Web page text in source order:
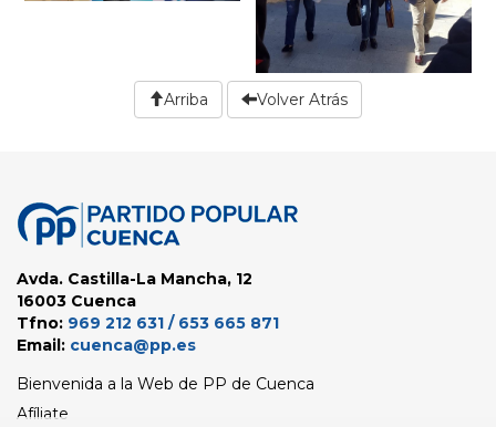
Arriba Volver Atrás
Avda. Castilla-La Mancha, 12
16003 Cuenca
Tfno: 969 212 631 / 653 665 871
Email: cuenca@pp.es
Bienvenida a la Web de PP de Cuenca
Afíliate